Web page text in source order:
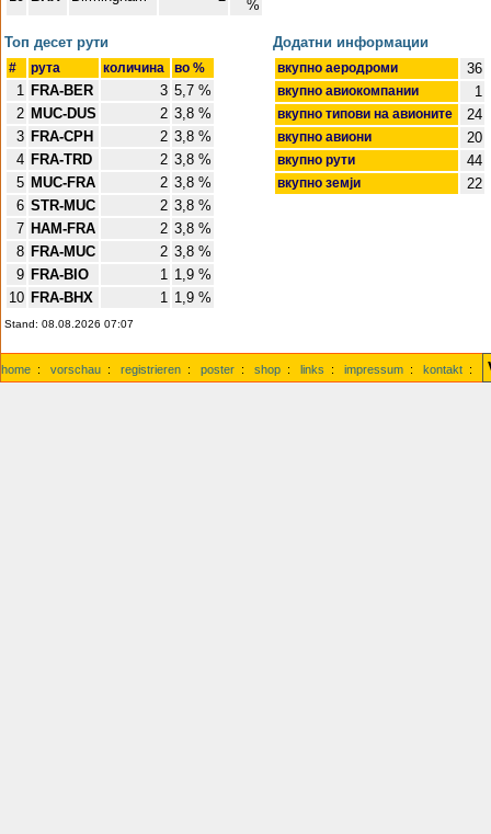
%
Топ десет pути
# pута количина во %
1 FRA-BER 3 5,7 %
2 MUC-DUS 2 3,8 %
3 FRA-CPH 2 3,8 %
4 FRA-TRD 2 3,8 %
5 MUC-FRA 2 3,8 %
6 STR-MUC 2 3,8 %
7 HAM-FRA 2 3,8 %
8 FRA-MUC 2 3,8 %
9 FRA-BIO 1 1,9 %
10 FRA-BHX 1 1,9 %
Додатни информации
вкупно аеродроми 36
вкупно авиокомпании 1
вкупно типови на авионите 24
вкупно авиони 20
вкупно pути 44
вкупно земји 22
Stand: 08.08.2026 07:07
home : vorschau : registrieren : poster : shop : links : impressum : kontakt :